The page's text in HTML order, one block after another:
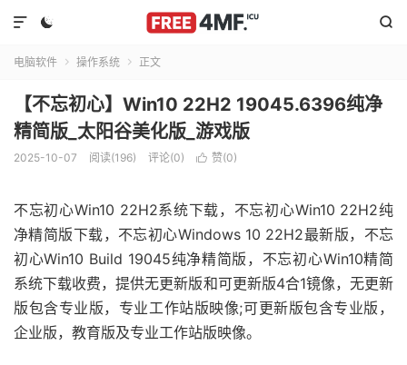
 

电脑软件  操作系统  正文
【不忘初心】Win10 22H2 19045.6396纯净
精简版_太阳谷美化版_游戏版
2025-10-07 阅读(196) 评论(0)  赞(0)
不忘初心Win10 22H2系统下载，不忘初心Win10 22H2纯
净精简版下载，不忘初心Windows 10 22H2最新版，不忘
初心Win10 Build 19045纯净精简版，不忘初心Win10精简
系统下载收费，提供无更新版和可更新版4合1镜像，无更新
版包含专业版，专业工作站版映像;可更新版包含专业版，
企业版，教育版及专业工作站版映像。